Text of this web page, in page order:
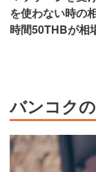
を使わない時の
時間50THBが相
バンコク